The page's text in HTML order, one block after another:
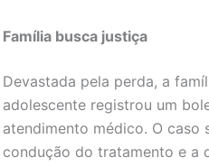
Família busca justiça
Devastada pela perda, a
adolescente registrou um
atendimento médico. O caso
condução do tratamento e a